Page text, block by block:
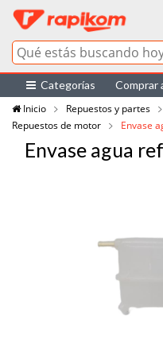
Categorías Comprar
Inicio
Repuestos y partes
Repuestos de motor
Envase
Envase agua